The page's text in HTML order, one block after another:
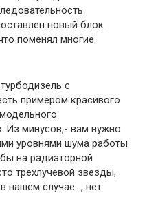
новый блок
поменял многие
с
примером красивого
Из минусов,- вам нужно
уровнями шума работы
на радиаторной
трехлучевой звезды,
нашем случае…, нет.